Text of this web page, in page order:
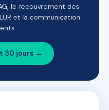
le recouvrement des
et la communication
30 jours →